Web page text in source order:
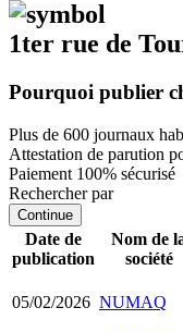
1ter rue de
Pourquoi publier
Plus de 600 journaux
Attestation de parution
Paiement 100% sécurisé
Rechercher par
Continue
Date de
publication
Nom de
société
05/02/2026 NUMAQ